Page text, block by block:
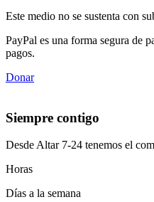
Este medio no se sustenta con
PayPal es una forma segura de
pagos.
Donar
Siempre contigo
Desde Altar 7-24 tenemos el
Horas
Días a la semana